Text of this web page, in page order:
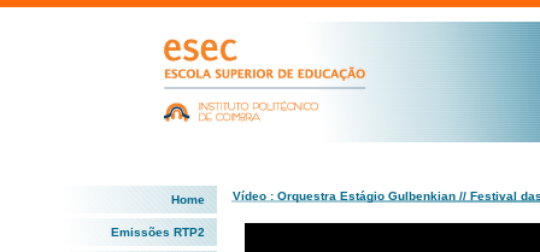
Home
Emissões RTP2
Vídeo : Orquestra Estágio Gulbenkian // Festival